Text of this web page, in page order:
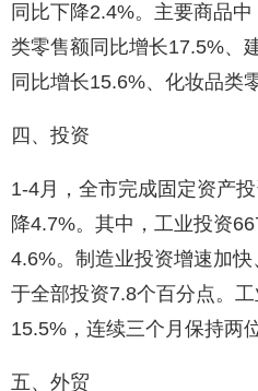
同比下降2.4%。主要商品
类零售额同比增长17.5%、
同比增长15.6%、化妆品类
四、投资
1-4月，全市完成固定资产
降4.7%。其中，工业投资
4.6%。制造业投资增速加
于全部投资7.8个百分点。
15.5%，连续三个月保持两
五、外贸